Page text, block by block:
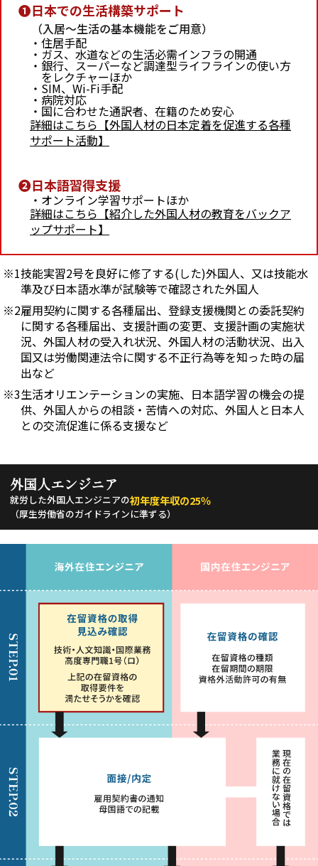
日本での生活構築サポート
（入居～生活の基本機能をご用意）
住居手配
ガス、水道などの生活必需インフラの開通
銀行、スーパーなど調達型ライフラインの使い方
をレクチャーほか
SIM、Wi-Fi手配
病院対応
国に合わせた通訳者、在籍のため安心
詳細はこちら【外国人材の日本定着を促進する各種
サポート活動】
日本語習得支援
オンライン学習サポートほか
詳細はこちら【紹介した外国人材の教育をバックア
ップサポート】
技能実習2号を良好に修了する(した)外国人、又は技能水
準及び日本語水準が試験等で確認された外国人
雇用契約に関する各種届出、登録支援機関との委託契約
に関する各種届出、支援計画の変更、支援計画の実施状
況、外国人材の受入れ状況、外国人材の活動状況、出入
国又は労働関連法令に関する不正行為等を知った時の届
出など
生活オリエンテーションの実施、日本語学習の機会の提
供、外国人からの相談・苦情への対応、外国人と日本人
との交流促進に係る支援など
外国人エンジニア
就労した外国人エンジニアの初年度年収の25％
（厚生労働省のガイドラインに準ずる）